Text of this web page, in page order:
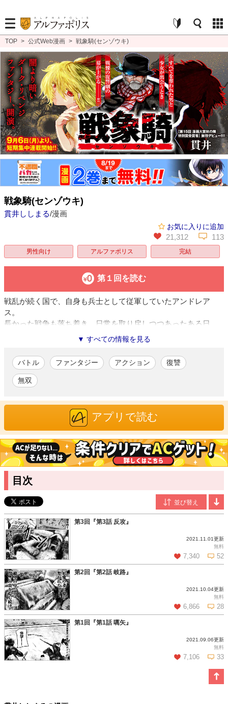
TOP > 公式Web漫画 > 戦象騎(センゾウキ)
戦象騎(センゾウキ)
貫井ししまる/漫画
お気に入りに追加
21,312 113
男性向け アルファポリス 完結
第１回を読む
戦乱が続く国で、自身も兵士として従軍していたアンドレア
ス。
長かった戦争も落ち着き、日常を取り戻しつつあったある日、
突如現れた敵の兵士によりアンドレアスは妻を殺され、自身も
娘とともにある場所へ拉致されてしまう。
そこは「戦象騎」と呼ばれる、人間を母体とした戦争兵器を生
み出すための敵国の研究施設だった。施設での実験により、娘
の命も奪われたアンドレアス。
何もかもを失った男の、戦慄の復讐劇が始まる――――。
「アルファポリス 第15回漫画大賞 秋の陣」にて特別賞を受賞。
アルファポリスにて『戦象騎』で商業デビュー。
バトル＆ファンタジーを得意とし、好きなものはゲーム全般。
▼ すべての情報を見る
バトル ファンタジー アクション 復讐
無双
アプリで読む
目次
第3回『第3話 反攻』
2021.11.01更新
無料
7,340 52
この話を読む コメントを見る
第2回『第2話 岐路』
2021.10.04更新
無料
6,866 28
この話を読む コメントを見る
第1回『第1話 嚆矢』
2021.09.06更新
無料
7,106 33